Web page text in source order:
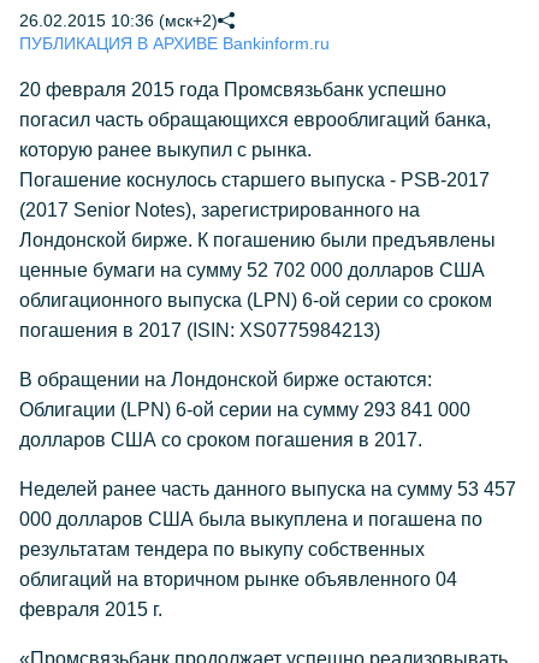
26.02.2015 10:36 (мск+2)
ПУБЛИКАЦИЯ В АРХИВЕ Bankinform.ru
20 февраля 2015 года Промсвязьбанк успешно
погасил часть обращающихся еврооблигаций банка,
которую ранее выкупил с рынка.
Погашение коснулось старшего выпуска - PSB-2017
(2017 Senior Notes), зарегистрированного на
Лондонской бирже. К погашению были предъявлены
ценные бумаги на сумму 52 702 000 долларов США
облигационного выпуска (LPN) 6-ой серии со сроком
погашения в 2017 (ISIN: XS0775984213)
В обращении на Лондонской бирже остаются:
Облигации (LPN) 6-ой серии на сумму 293 841 000
долларов США со сроком погашения в 2017.
Неделей ранее часть данного выпуска на сумму 53 457
000 долларов США была выкуплена и погашена по
результатам тендера по выкупу собственных
облигаций на вторичном рынке объявленного 04
февраля 2015 г.
«Промсвязьбанк продолжает успешно реализовывать